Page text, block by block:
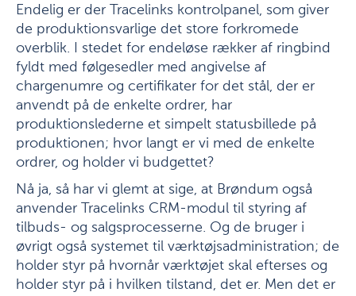
Endelig er der Tracelinks kontrolpanel, som giver
de produktionsvarlige det store forkromede
overblik. I stedet for endeløse rækker af ringbind
fyldt med følgesedler med angivelse af
chargenumre og certifikater for det stål, der er
anvendt på de enkelte ordrer, har
produktionslederne et simpelt statusbillede på
produktionen; hvor langt er vi med de enkelte
ordrer, og holder vi budgettet?
Nå ja, så har vi glemt at sige, at Brøndum også
anvender Tracelinks CRM-modul til styring af
tilbuds- og salgsprocesserne. Og de bruger i
øvrigt også systemet til værktøjsadministration; de
holder styr på hvornår værktøjet skal efterses og
holder styr på i hvilken tilstand, det er. Men det er